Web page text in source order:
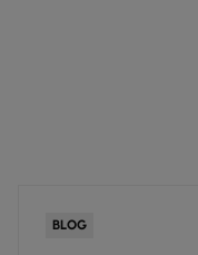
BLOG